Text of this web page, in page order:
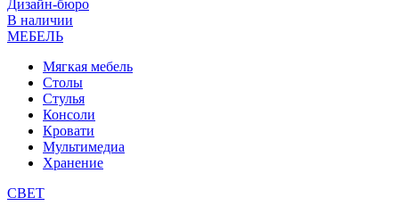
Дизайн-бюро
В наличии
МЕБЕЛЬ
Мягкая мебель
Столы
Стулья
Консоли
Кровати
Мультимедиа
Хранение
СВЕТ